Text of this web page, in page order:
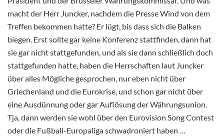
macht der Herr Juncker, nachdem die Presse Wind von dem
Treffen bekommen hatte? Er lügt, bis dass sich die Balken
biegen. Erst sollte gar keine Konferenz stattfinden, dann hat
sie gar nicht stattgefunden, und als sie dann schließlich doch
stattgefunden hatte, haben die Herrschaften laut Juncker
über alles Mögliche gesprochen, nur eben nicht über
Griechenland und die Eurokrise, und schon gar nicht über
eine Ausdünnung oder gar Auflösung der Währungsunion.
Tja, dann werden sie wohl über den Eurovision Song Contest
oder die Fußball-Europaliga schwadroniert haben …